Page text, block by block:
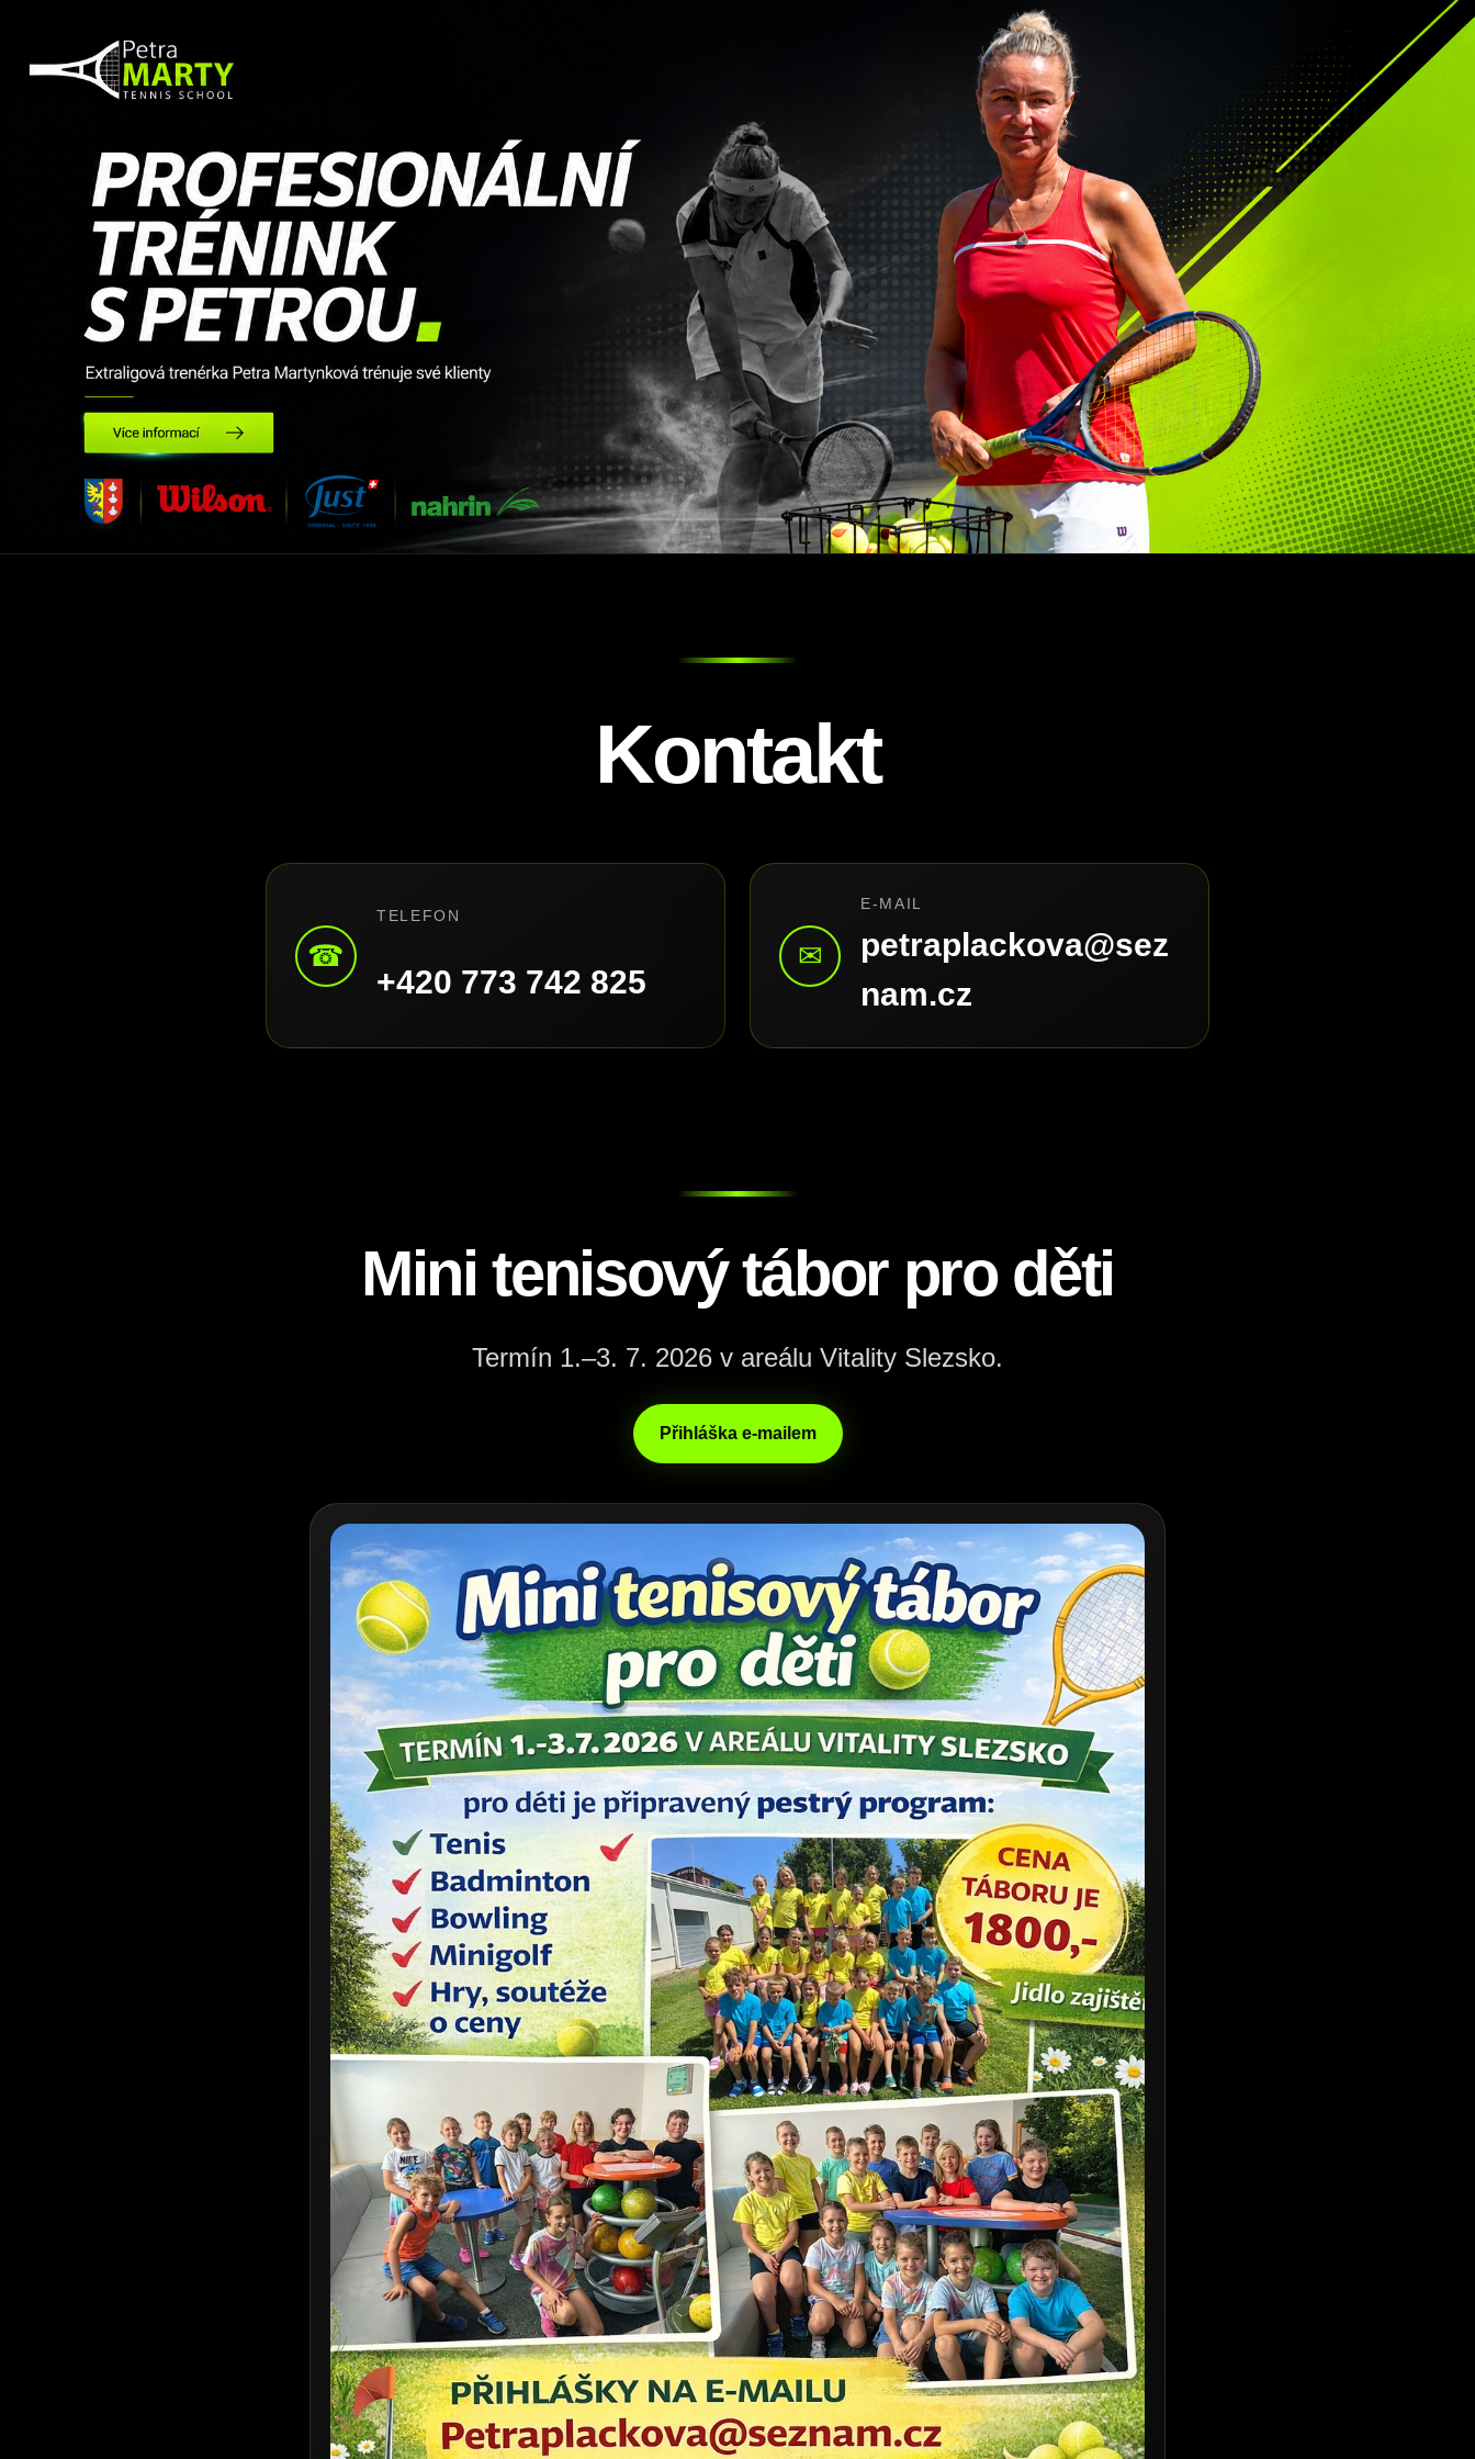
Kontakt
☎
TELEFON
+420 773 742 825
✉
E-MAIL
petraplackova@sez
nam.cz
Mini tenisový tábor pro děti
Termín 1.–3. 7. 2026 v areálu Vitality Slezsko.
Přihláška e-mailem